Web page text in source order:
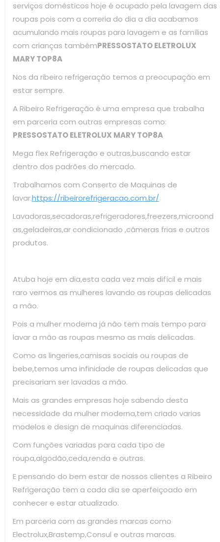
serviços domésticos hoje é ocupado pela lavagem das
roupas pois com a correria do dia a dia acabamos
acumulando mais roupas para lavagem e as famílias
com crianças tambémPRESSOSTATO ELETROLUX
MARY TOP8A
Nos da ribeiro refrigeração temos a preocupação em
estar sempre.
A Ribeiro Refrigeração é uma empresa que trabalha
em parceria com outras empresas como:
PRESSOSTATO ELETROLUX MARY TOP8A
Mega flex Refrigeração e outras,buscando estar
dentro dos padrões do mercado.
Trabalhamos com Conserto de Maquinas de
lavar.https://ribeirorefrigeracao.com.br/
Lavadoras,secadoras,refrigeradores,freezers,microond
as,geladeiras,ar condicionado ,câmeras frias e outros
produtos.
Atuba hoje em dia,esta cada vez mais difícil e mais
raro vermos as mulheres lavando as roupas delicadas
a mão.
Pois a mulher moderna já não tem mais tempo para
lavar a mão as roupas mesmo as mais delicadas.
Como as lingeries,camisas sociais ou roupas de
bebe,temos uma infinidade de roupas delicadas que
precisariam ser lavadas a mão.
Mais as grandes empresas hoje sabendo desta
necessidade da mulher moderna,tem criado varias
modelos e design de maquinas diferenciadas.
Com funções variadas para cada tipo de
roupa,algodão,ceda,renda e outras.
E pensando do bem estar de nossos clientes a Ribeiro
Refrigeração tem a cada dia se aperfeiçoado em
conhecer e estar atualizado.
Em parceria com as grandes marcas como
Electrolux,Brastemp,Consul e outras marcas.